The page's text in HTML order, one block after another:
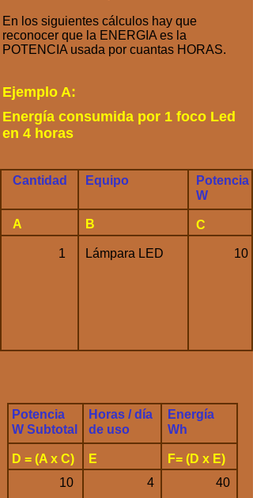
1 Lámpara LED 10
4 40
10
Energía consumida por 1 foco Led
en 4 horas
Ejemplo A:
En los siguientes cálculos hay que
reconocer que la ENERGIA es la
POTENCIA usada por cuantas HORAS.
Cantidad
A
Equipo
B
Potencia
W
C
Potencia
W Subtotal
D = (A x C)
Horas / día
de uso
E
Energía
Wh
F= (D x E)